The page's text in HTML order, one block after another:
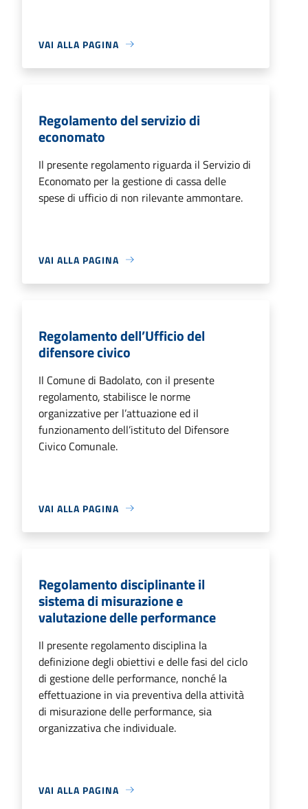
VAI ALLA PAGINA
Regolamento del servizio di
economato
Il presente regolamento riguarda il Servizio di
Economato per la gestione di cassa delle
spese di ufficio di non rilevante ammontare.
VAI ALLA PAGINA
Regolamento dell’Ufficio del
difensore civico
Il Comune di Badolato, con il presente
regolamento, stabilisce le norme
organizzative per l’attuazione ed il
funzionamento dell’istituto del Difensore
Civico Comunale.
VAI ALLA PAGINA
Regolamento disciplinante il
sistema di misurazione e
valutazione delle performance
Il presente regolamento disciplina la
definizione degli obiettivi e delle fasi del ciclo
di gestione delle performance, nonché la
effettuazione in via preventiva della attività
di misurazione delle performance, sia
organizzativa che individuale.
VAI ALLA PAGINA